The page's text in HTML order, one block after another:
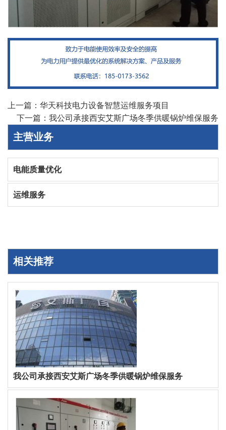
上一篇： 华天科技电力设备智慧运维服务项目
下一篇： 我公司承接西安艾斯广场冬季供暖锅炉维保服务
主营业务
电能质量优化
运维服务
相关推荐
我公司承接西安艾斯广场冬季供暖锅炉维保服务